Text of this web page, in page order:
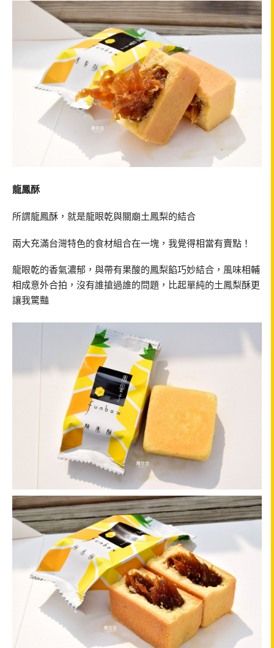
龍鳳酥
所謂龍鳳酥，就是龍眼乾與關廟土鳳梨的結合
兩大充滿台灣特色的食材組合在一塊，我覺得相當有賣點！
龍眼乾的香氣濃郁，與帶有果酸的鳳梨餡巧妙結合，風味相輔
相成意外合拍，沒有誰搶過誰的問題，比起單純的土鳳梨酥更
讓我驚豔